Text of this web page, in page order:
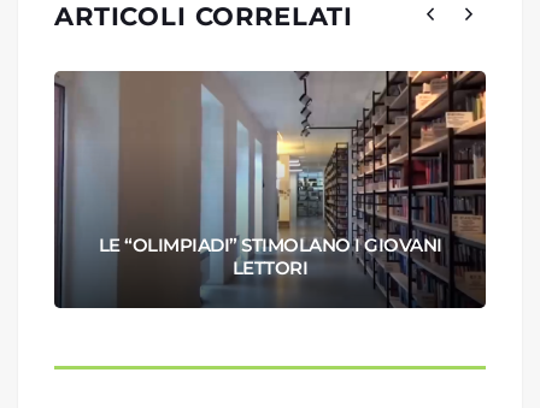
ARTICOLI CORRELATI
LE “OLIMPIADI” STIMOLANO I GIOVANI
LETTORI